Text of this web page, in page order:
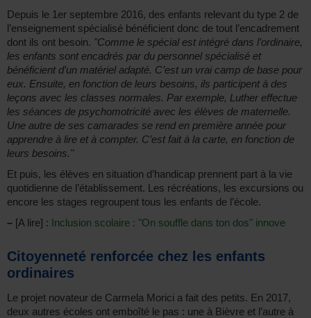
Depuis le 1er septembre 2016, des enfants relevant du type 2 de
l’enseignement spécialisé bénéficient donc de tout l’encadrement
dont ils ont besoin. "Comme le spécial est intégré dans l’ordinaire,
les enfants sont encadrés par du personnel spécialisé et
bénéficient d’un matériel adapté. C’est un vrai camp de base pour
eux. Ensuite, en fonction de leurs besoins, ils participent à des
leçons avec les classes normales. Par exemple, Luther effectue
les séances de psychomotricité avec les élèves de maternelle.
Une autre de ses camarades se rend en première année pour
apprendre à lire et à compter. C’est fait à la carte, en fonction de
leurs besoins."
Et puis, les élèves en situation d’handicap prennent part à la vie
quotidienne de l’établissement. Les récréations, les excursions ou
encore les stages regroupent tous les enfants de l’école.
– [A lire] : Inclusion scolaire : "On souffle dans ton dos" innove
Citoyenneté renforcée chez les enfants
ordinaires
Le projet novateur de Carmela Morici a fait des petits. En 2017,
deux autres écoles ont emboîté le pas : une à Bièvre et l’autre à